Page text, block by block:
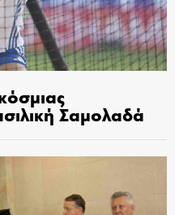
Σαμολαδά